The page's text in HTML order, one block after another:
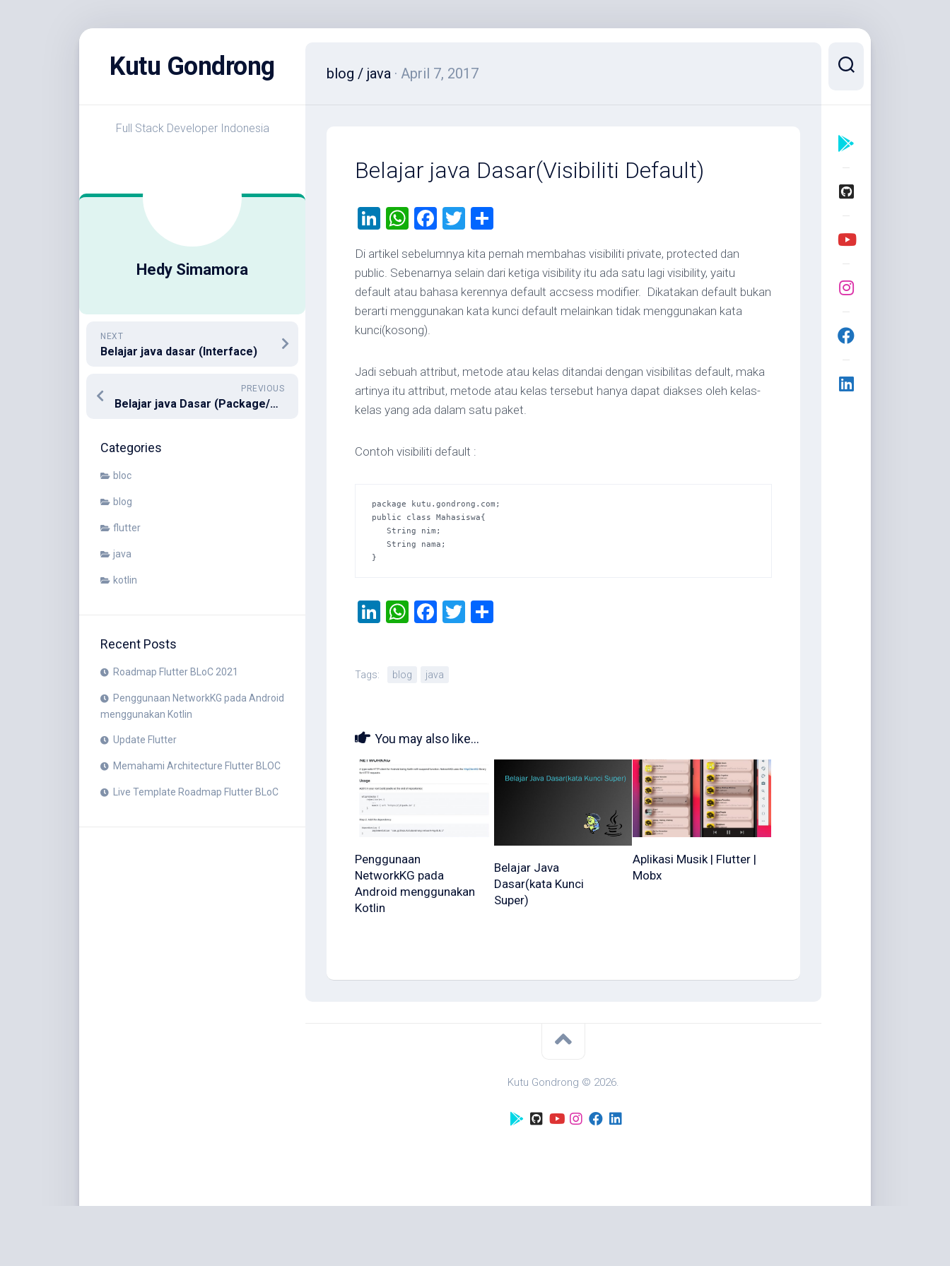
Kutu Gondrong
Full Stack Developer Indonesia
Hedy Simamora
NEXT
Belajar java dasar (Interface)
PREVIOUS
Belajar java Dasar (Package/Paket)
Categories
bloc
blog
flutter
java
kotlin
Recent Posts
Roadmap Flutter BLoC 2021
Penggunaan NetworkKG pada Android
menggunakan Kotlin
Update Flutter
Memahami Architecture Flutter BLOC
Live Template Roadmap Flutter BLoC
blog / java · April 7, 2017
Belajar java Dasar(Visibiliti Default)
LinkedIn
WhatsApp
Facebook
Twitter
Di artikel sebelumnya kita pernah membahas visibiliti private, protected dan
public. Sebenarnya selain dari ketiga visibility itu ada satu lagi visibility, yaitu
default atau bahasa kerennya default accsess modifier. Dikatakan default bukan
berarti menggunakan kata kunci default melainkan tidak menggunakan kata
kunci(kosong).
Jadi sebuah attribut, metode atau kelas ditandai dengan visibilitas default, maka
artinya itu attribut, metode atau kelas tersebut hanya dapat diakses oleh kelas-
kelas yang ada dalam satu paket.
Contoh visibiliti default :
package kutu.gondrong.com;
public class Mahasiswa{
}
LinkedIn
WhatsApp
Facebook
Twitter
Tags: blog java
You may also like...
Penggunaan
NetworkKG pada
Android menggunakan
Kotlin
Belajar Java
Dasar(kata Kunci
Super)
Aplikasi Musik | Flutter |
Mobx
Kutu Gondrong © 2026.